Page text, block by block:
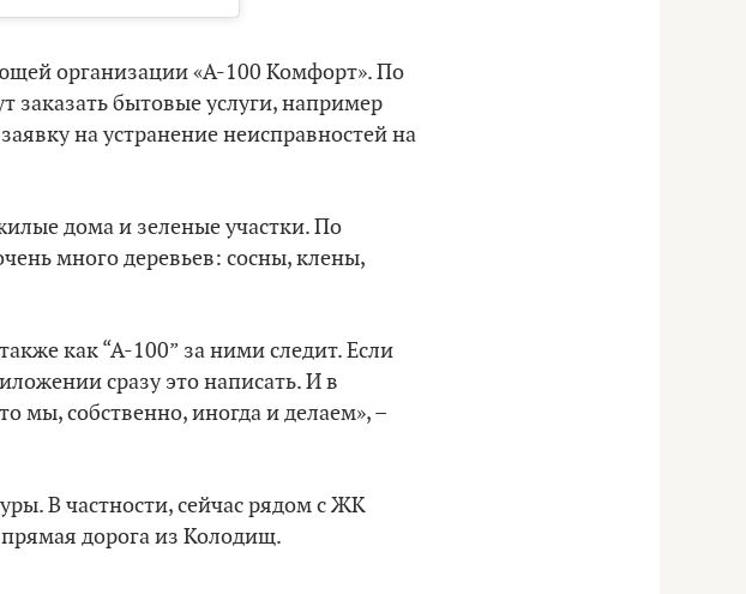
организации «А-100 Комфорт». По
заказать бытовые услуги, например
на устранение неисправностей на
дома и зеленые участки. По
много деревьев: сосны, клены,
как “А-100” за ними следит. Если
сразу это написать. И в
мы, собственно, иногда и делаем», –
В частности, сейчас рядом с ЖК
прямая дорога из Колодищ.